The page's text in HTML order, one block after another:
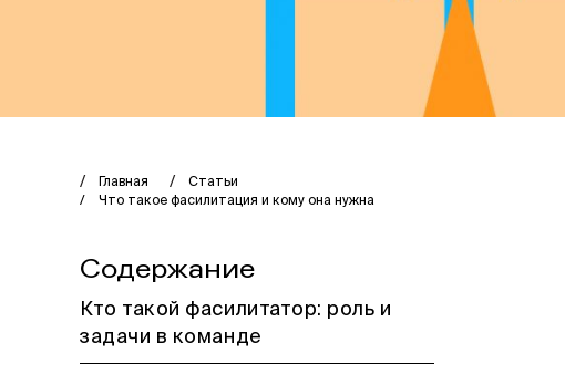
Главная
Статьи
Что такое фасилитация и кому она нужна
Содержание
Кто такой фасилитатор: роль и
задачи в команде